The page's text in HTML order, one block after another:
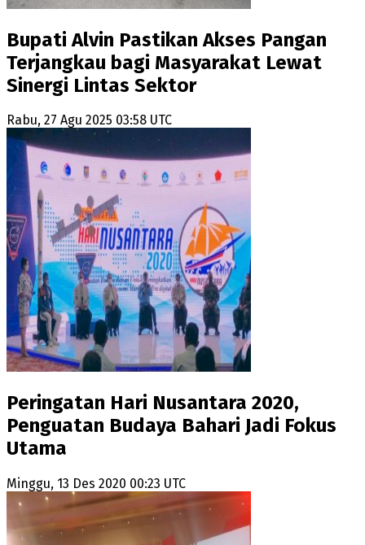
Bupati Alvin Pastikan Akses Pangan
Terjangkau bagi Masyarakat Lewat
Sinergi Lintas Sektor
Rabu, 27 Agu 2025 03:58 UTC
Peringatan Hari Nusantara 2020,
Penguatan Budaya Bahari Jadi Fokus
Utama
Minggu, 13 Des 2020 00:23 UTC